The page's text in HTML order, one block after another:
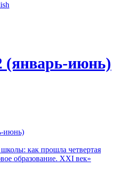
(январь-июнь)
июнь)
как прошла четвертая
образование. XXI век»